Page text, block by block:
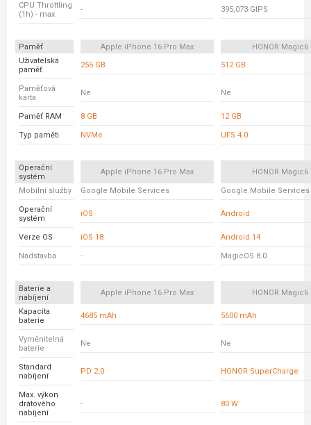
CPU Throttling
(1h) - max
- 395,073 GIPS
Paměť Apple iPhone 16 Pro Max
HONOR Magic6
Uživatelská
paměť
256 GB 512 GB
Paměťová
karta
Ne Ne
Paměť RAM 8 GB 12 GB
Typ paměti NVMe UFS 4.0
Operační
systém
Apple iPhone 16 Pro Max HONOR Magic6
Mobilní služby Google Mobile Services Google Mobile Services
Operační
systém
iOS Android
Verze OS iOS 18 Android 14
Nadstavba - MagicOS 8.0
Baterie a
nabíjení
Apple iPhone 16 Pro Max HONOR Magic6
Kapacita
baterie
4685 mAh 5600 mAh
Vyměnitelná
baterie
Ne Ne
Standard
nabíjení
PD 2.0 HONOR SuperCharge
Max. výkon
drátového
nabíjení
- 80 W